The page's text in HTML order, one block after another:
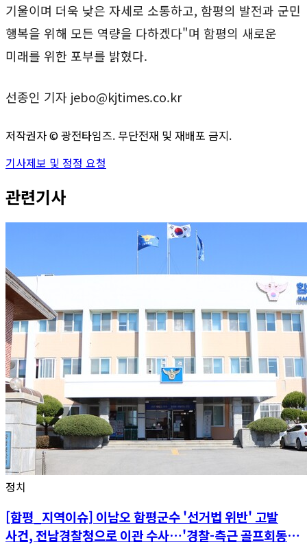
기울이며 더욱 낮은 자세로 소통하고, 함평의 발전과 군민
행복을 위해 모든 역량을 다하겠다"며 함평의 새로운
미래를 위한 포부를 밝혔다.
선종인 기자 jebo@kjtimes.co.kr
저작권자 ©광전타임즈. 무단전재 및 재배포 금지.
기사제보 및 정정 요청
관련기사
정치
[함평_지역이슈] 이남오 함평군수 '선거법 위반' 고발
사건, 전남경찰청으로 이관 수사…'경찰-측근 골프회동'